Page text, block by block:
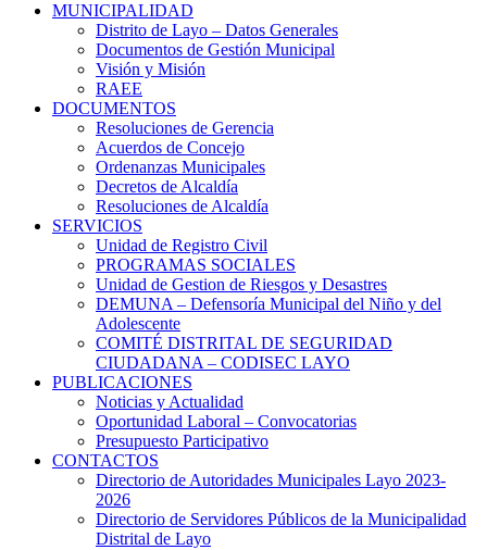
MUNICIPALIDAD
Distrito de Layo – Datos Generales
Documentos de Gestión Municipal
Visión y Misión
RAEE
DOCUMENTOS
Resoluciones de Gerencia
Acuerdos de Concejo
Ordenanzas Municipales
Decretos de Alcaldía
Resoluciones de Alcaldía
SERVICIOS
Unidad de Registro Civil
PROGRAMAS SOCIALES
Unidad de Gestion de Riesgos y Desastres
DEMUNA – Defensoría Municipal del Niño y del
Adolescente
COMITÉ DISTRITAL DE SEGURIDAD
CIUDADANA – CODISEC LAYO
PUBLICACIONES
Noticias y Actualidad
Oportunidad Laboral – Convocatorias
Presupuesto Participativo
CONTACTOS
Directorio de Autoridades Municipales Layo 2023-
2026
Directorio de Servidores Públicos de la Municipalidad
Distrital de Layo